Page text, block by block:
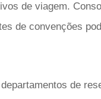
de viagem.
de convenções
de